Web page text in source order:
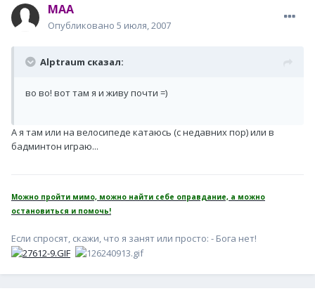
MAA
Опубликовано 5 июля, 2007
Alptraum сказал:
во во! вот там я и живу почти =)
А я там или на велосипеде катаюсь (с недавних пор) или в
бадминтон играю...
Можно пройти мимо, можно найти себе оправдание, а можно
остановиться и помочь!
Если спросят, скажи, что я занят или просто: - Бога нет!